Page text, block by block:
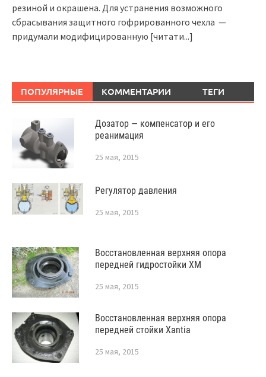
резиной и окрашена. Для устранения возможного
сбрасывания защитного гофрированного чехла —
придумали модифицированную [читати...]
ПОПУЛЯРНЫЕ КОММЕНТАРИИ ТЕГИ
Дозатор — компенсатор и его
реанимация
25 мая, 2015
Регулятор давления
25 мая, 2015
Восстановленная верхняя опора
передней гидростойки XM
25 мая, 2015
Восстановленная верхняя опора
передней стойки Xantia
25 мая, 2015